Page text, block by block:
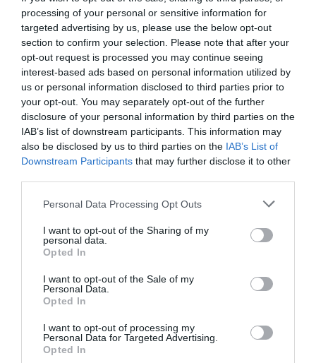
processing of your personal or sensitive information for
targeted advertising by us, please use the below opt-out
section to confirm your selection. Please note that after your
opt-out request is processed you may continue seeing
interest-based ads based on personal information utilized by
us or personal information disclosed to third parties prior to
your opt-out. You may separately opt-out of the further
disclosure of your personal information by third parties on the
IAB’s list of downstream participants. This information may
also be disclosed by us to third parties on the IAB’s List of
Downstream Participants that may further disclose it to other
Personal Data Processing Opt Outs
I want to opt-out of the Sharing of my
personal data.
Opted In
I want to opt-out of the Sale of my
Personal Data.
Opted In
I want to opt-out of processing my
Personal Data for Targeted Advertising.
Opted In
DERNIERS COMMENTAIRES
Biznessa commenté l'article :
Pointe‑à‑Pitre – Panama City : Air France ouvre un pont
aérien vers l’Amérique latine
Airbus doit accélérer avec 90 avions par mois
nécessaires pour atteindre son objectif
air new zealand